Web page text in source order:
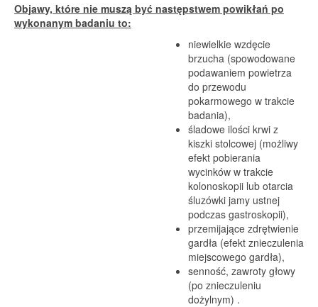
Objawy, które nie muszą być następstwem powikłań po
wykonanym badaniu to:
niewielkie wzdęcie
brzucha (spowodowane
podawaniem powietrza
do przewodu
pokarmowego w trakcie
badania),
śladowe ilości krwi z
kiszki stolcowej (możliwy
efekt pobierania
wycinków w trakcie
kolonoskopii lub otarcia
śluzówki jamy ustnej
podczas gastroskopii),
przemijające zdrętwienie
gardła (efekt znieczulenia
miejscowego gardła),
senność, zawroty głowy
(po znieczuleniu
dożylnym) .